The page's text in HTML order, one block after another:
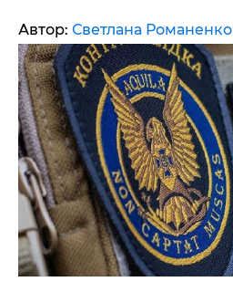
Автор: Светлана Романенко